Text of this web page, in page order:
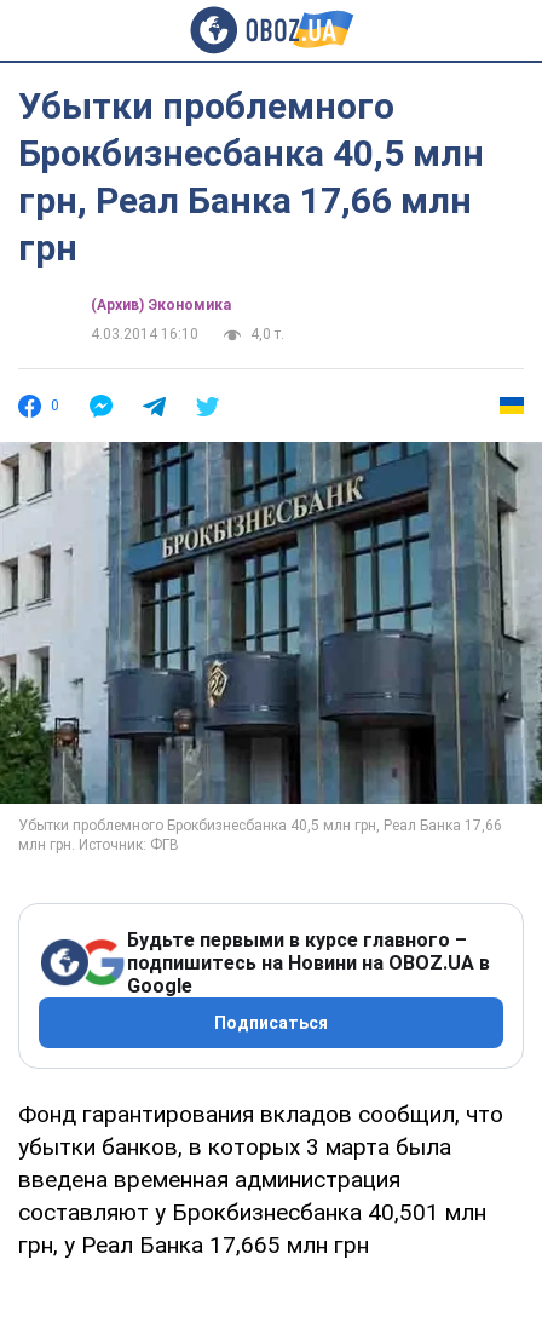
Убытки проблемного
Брокбизнесбанка 40,5 млн
грн, Реал Банка 17,66 млн
грн
(Архив) Экономика
4.03.2014 16:10
4,0 т.
0
Будьте первыми в курсе главного –
подпишитесь на Новини на OBOZ.UA в
Google
Подписаться
Фонд гарантирования вкладов сообщил, что
убытки банков, в которых 3 марта была
введена временная администрация
составляют у Брокбизнесбанка 40,501 млн
грн, у Реал Банка 17,665 млн грн